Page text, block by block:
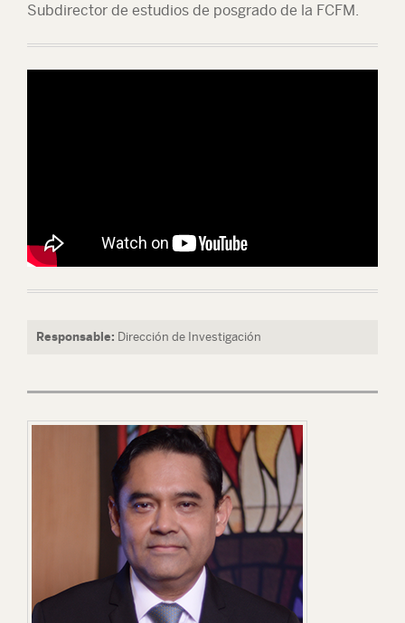
Subdirector de estudios de posgrado de la FCFM.
Responsable: Dirección de Investigación